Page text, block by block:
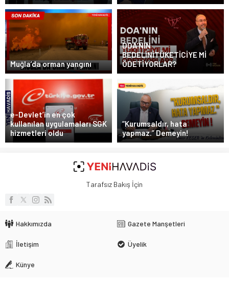
Muğla’da orman yangını
DOA’NIN
BEDELİNİTÜKETİCİYE Mİ
ÖDETİYORLAR?
e-Devlet’in en çok
kullanılan uygulamaları SGK
hizmetleri oldu
“Kurumsaldır, hata
yapmaz.” Demeyin!
Tarafsız Bakış İçin
Hakkımızda Gazete Manşetleri
İletişim Üyelik
Künye